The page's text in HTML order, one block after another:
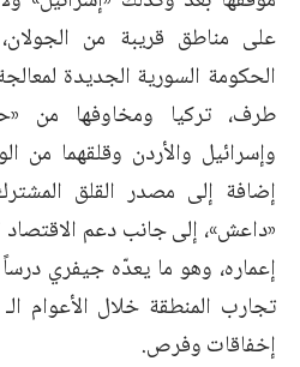
على مناطق قريبة من
الحكومة السورية الجديدة
طرف، تركيا ومخاوفها من
وإسرائيل والأردن وقلقهما من
إضافة إلى مصدر القلق
«داعش»، إلى جانب دعم
إعماره، ‏وهو ما يعدّه جيفري
إخفاقات وفرص.‏